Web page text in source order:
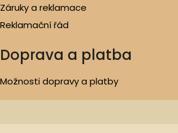
Záruky a reklamace
Reklamační řád
Doprava a platba
Možnosti dopravy a platby